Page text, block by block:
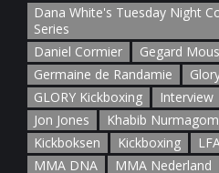
Dana White's Tuesday Night
Series
Daniel Cormier
Gegard
Germaine de Randamie
GLORY Kickboxing
Interview
Jon Jones
Khabib
Kickboksen
Kickboxing
MMA DNA
MMA Nederland